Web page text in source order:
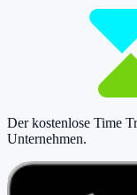
Der kostenlose Time
Unternehmen.